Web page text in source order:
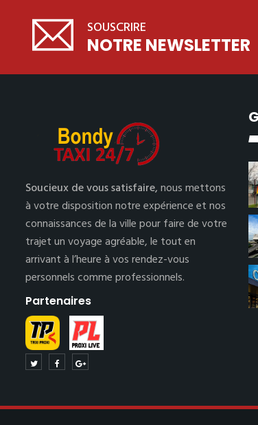
SOUSCRIRE
NOTRE NEWSLETTER
Soucieux de vous satisfaire,nous mettons
à votre disposition notre expérience et nos
connaissances de la ville pour faire de votre
trajet un voyage agréable, le tout en
arrivant à l’heure à vos rendez-vous
personnels comme professionnels.
Partenaires